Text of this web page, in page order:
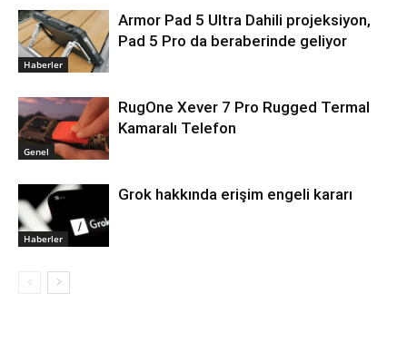
Haberler
Armor Pad 5 Ultra Dahili projeksiyon,
Pad 5 Pro da beraberinde geliyor
Genel
RugOne Xever 7 Pro Rugged Termal
Kamaralı Telefon
Haberler
Grok hakkında erişim engeli kararı